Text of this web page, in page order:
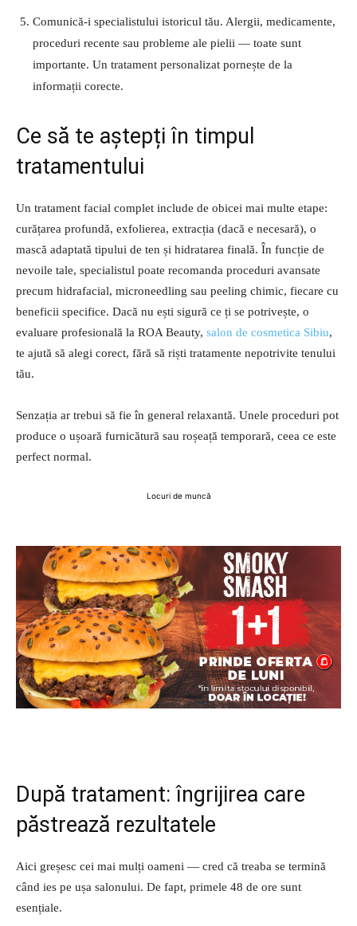
Comunică-i specialistului istoricul tău. Alergii, medicamente,
proceduri recente sau probleme ale pielii — toate sunt
importante. Un tratament personalizat pornește de la
informații corecte.
Ce să te aștepți în timpul
tratamentului
Un tratament facial complet include de obicei mai multe etape:
curățarea profundă, exfolierea, extracția (dacă e necesară), o
mască adaptată tipului de ten și hidratarea finală. În funcție de
nevoile tale, specialistul poate recomanda proceduri avansate
precum hidrafacial, microneedling sau peeling chimic, fiecare cu
beneficii specifice. Dacă nu ești sigură ce ți se potrivește, o
evaluare profesională la ROA Beauty, salon de cosmetica Sibiu,
te ajută să alegi corect, fără să riști tratamente nepotrivite tenului
tău.
Senzația ar trebui să fie în general relaxantă. Unele proceduri pot
produce o ușoară furnicătură sau roșeață temporară, ceea ce este
perfect normal.
Locuri de muncă
După tratament: îngrijirea care
păstrează rezultatele
Aici greșesc cei mai mulți oameni — cred că treaba se termină
când ies pe ușa salonului. De fapt, primele 48 de ore sunt
esențiale.